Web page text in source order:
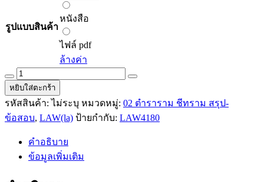
60.00 ฿
รูปแบบสินค้า
หนังสือ
หนังสือ
ไฟล์
pdf
ไฟล์ pdf
ล้างค่า
ข้อสอบ
LAW4180
การ
วางแผน
เบื้อง
ต้น
หยิบใส่ตะกร้า
รหัสสินค้า:ไม่ระบุ หมวดหมู่: 02 ตำราราม ชีทราม สรุป-
ข้อสอบ, LAW(la) ป้ายกำกับ: LAW4180
คำอธิบาย
ข้อมูลเพิ่มเติม